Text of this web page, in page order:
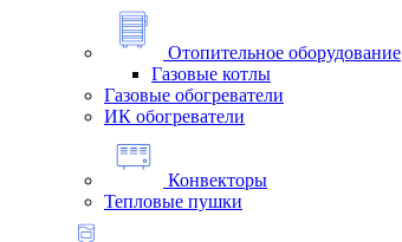
Отопительное оборудование
Газовые котлы
Газовые обогреватели
ИК обогреватели
Конвекторы
Тепловые пушки